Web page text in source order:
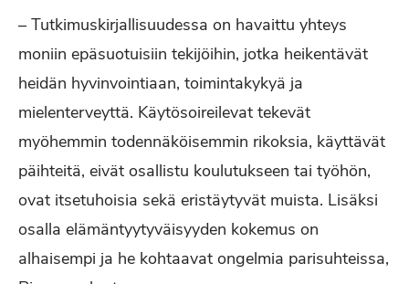
– Tutkimuskirjallisuudessa on havaittu yhteys
moniin epäsuotuisiin tekijöihin, jotka heikentävät
heidän hyvinvointiaan, toimintakykyä ja
mielenterveyttä. Käytösoireilevat tekevät
myöhemmin todennäköisemmin rikoksia, käyttävät
päihteitä, eivät osallistu koulutukseen tai työhön,
ovat itsetuhoisia sekä eristäytyvät muista. Lisäksi
osalla elämäntyytyväisyyden kokemus on
alhaisempi ja he kohtaavat ongelmia parisuhteissa,